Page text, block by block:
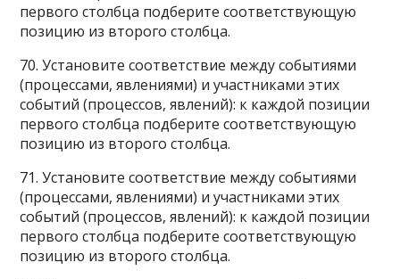
первого столбца подберите соответствующую
позицию из второго столбца.
70. Установите соответствие между событиями
(процессами, явлениями) и участниками этих
событий (процессов, явлений): к каждой позиции
первого столбца подберите соответствующую
позицию из второго столбца.
71. Установите соответствие между событиями
(процессами, явлениями) и участниками этих
событий (процессов, явлений): к каждой позиции
первого столбца подберите соответствующую
позицию из второго столбца.